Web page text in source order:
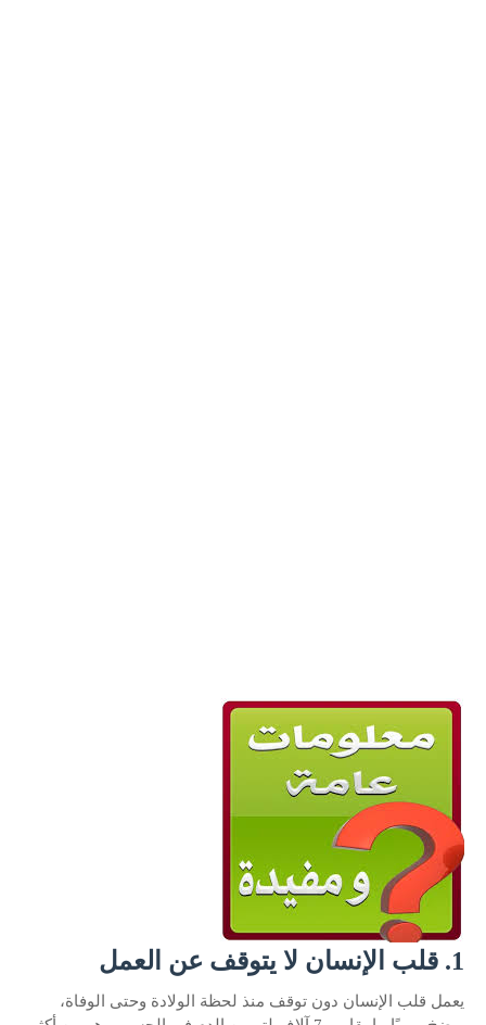
1. قلب الإنسان لا يتوقف عن العمل
يعمل قلب الإنسان دون توقف منذ لحظة الولادة وحتى الوفاة،